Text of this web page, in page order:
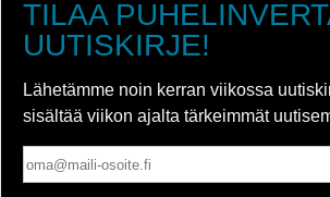
TILAA
UUTISKIRJE!
Lähetämme noin kerran viikossa
sisältää viikon ajalta tärkeimmät